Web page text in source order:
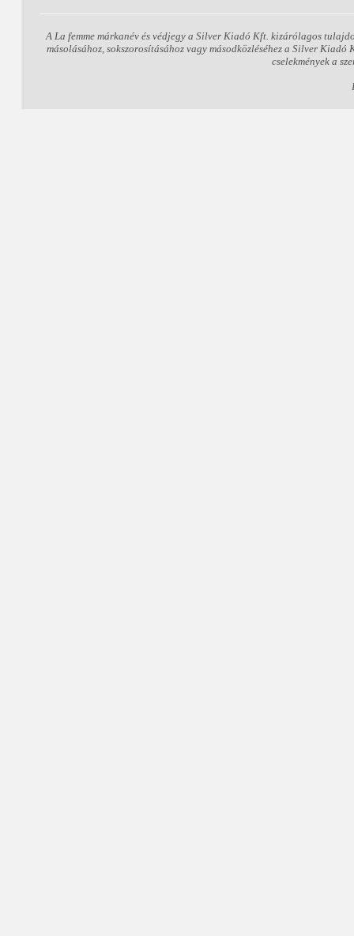
A La femme márkanév és védjegy a Silver Kiadó Kft. kizárólagos
másolásához, sokszorosításához vagy másodközléséhez a Silver
cselekmények a